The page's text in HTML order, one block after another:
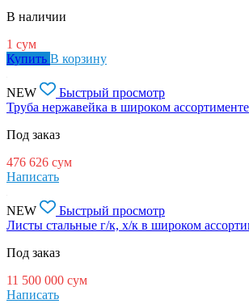
В наличии
1 сум
Купить В корзину
NEW
Быстрый просмотр
Труба нержавейка в широком ассортименте
Под заказ
476 626 сум
Написать
NEW
Быстрый просмотр
Листы стальные г/к, х/к в широком
Под заказ
11 500 000 сум
Написать